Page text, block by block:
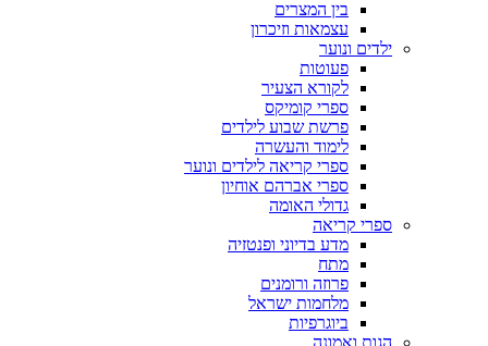
בין המצרים
עצמאות וזיכרון
ילדים ונוער
פעוטות
לקורא הצעיר
ספרי קומיקס
פרשת שבוע לילדים
לימוד והעשרה
ספרי קריאה לילדים ונוער
ספרי אברהם אוחיון
גדולי האומה
ספרי קריאה
מדע בדיוני ופנטזיה
מתח
פרוזה ורומנים
מלחמות ישראל
ביוגרפיות